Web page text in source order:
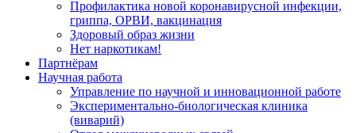
Профилактика новой коронавирусной инфекции,
гриппа, ОРВИ, вакцинация
Здоровый образ жизни
Нет наркотикам!
Партнёрам
Научная работа
Управление по научной и инновационной работе
Экспериментально-биологическая клиника
(виварий)